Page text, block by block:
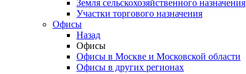
Земля сельскохозяйственного назначения
Участки торгового назначения
Офисы
Назад
Офисы
Офисы в Москве и Московской области
Офисы в других регионах